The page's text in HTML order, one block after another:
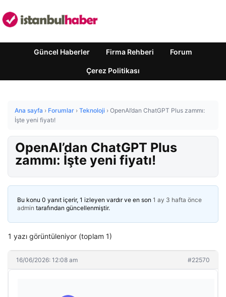
Güncel Haberler Firma Rehberi Forum
Çerez Politikası
Ana sayfa › Forumlar › Teknoloji › OpenAI’dan ChatGPT Plus zammı:
İşte yeni fiyatı!
OpenAI’dan ChatGPT Plus
zammı: İşte yeni fiyatı!
Bu konu 0 yanıt içerir, 1 izleyen vardır ve en son 1 ay 3 hafta önce
admin tarafından güncellenmiştir.
1 yazı görüntüleniyor (toplam 1)
16/06/2026: 12:08 am #22570